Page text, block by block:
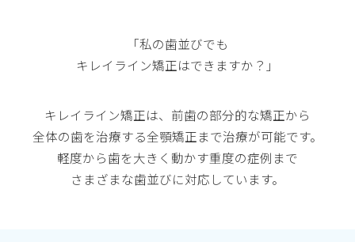
「私の歯並びでも
キレイライン矯正はできますか？」
キレイライン矯正は、前歯の部分的な矯正から
全体の歯を治療する全顎矯正まで治療が可能です。
軽度から歯を大きく動かす重度の症例まで
さまざまな歯並びに対応しています。